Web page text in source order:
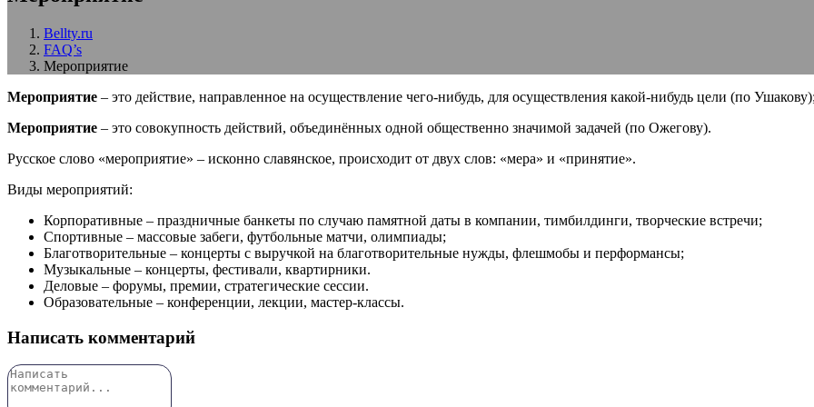
Bellty.ru
FAQ’s
Мероприятие
Мероприятие – это действие, направленное на осуществление чего-нибудь, для осуществления какой-нибудь цели (по
Мероприятие – это совокупность действий, объединённых одной общественно значимой задачей (по Ожегову).
Русское слово «мероприятие» – исконно славянское, происходит от двух слов: «мера» и «принятие».
Виды мероприятий:
Корпоративные – праздничные банкеты по случаю памятной даты в компании, тимбилдинги, творческие встречи;
Спортивные – массовые забеги, футбольные матчи, олимпиады;
Благотворительные – концерты с выручкой на благотворительные нужды, флешмобы и перформансы;
Музыкальные – концерты, фестивали, квартирники.
Деловые – форумы, премии, стратегические сессии.
Образовательные – конференции, лекции, мастер-классы.
Написать комментарий